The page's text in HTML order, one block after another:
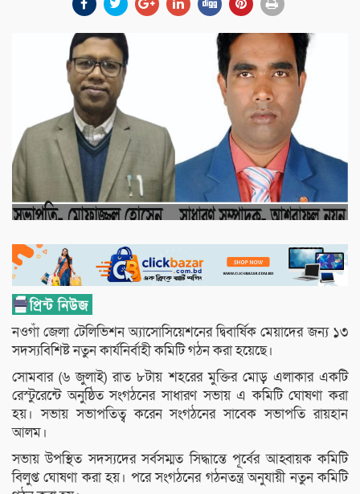
নওগাঁ জেলা টেলিভিশন অ্যাসোসিয়েশনের দ্বিবার্ষিক মেয়াদের জন্য ১৩
সদস্যবিশিষ্ট নতুন কার্যনির্বাহী কমিটি গঠন করা হয়েছে।
সোমবার (৬ জুলাই) রাত ৮টায় শহরের মুক্তির মোড় এলাকার একটি
রেস্টুরেন্টে অনুষ্ঠিত সংগঠনের সাধারণ সভায় এ কমিটি ঘোষণা করা
হয়। সভায় সভাপতিত্ব করেন সংগঠনের সাবেক সভাপতি রায়হান
আলম।
সভায় উপস্থিত সদস্যদের সর্বসম্মত সিদ্ধান্তে পূর্বের আহ্বায়ক কমিটি
বিলুপ্ত ঘোষণা করা হয়। পরে সংগঠনের গঠনতন্ত্র অনুযায়ী নতুন কমিটি